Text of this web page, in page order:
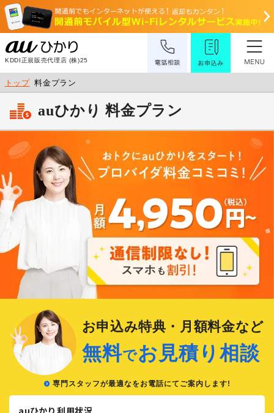
KDDI正規販売代理店 (株)25
トップ 料金プラン
auひかり 料金プラン
お申込み特典・月額料金など
無料でお見積り相談
専門スタッフが最適なをお電話にてご案内します!